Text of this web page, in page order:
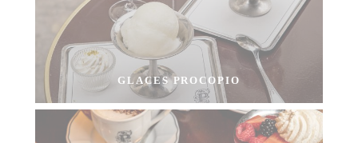
GLACES PROCOPIO